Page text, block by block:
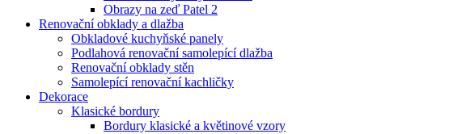
Obrazy na zeď Patel 2
Renovační obklady a dlažba
Obkladové kuchyňské panely
Podlahová renovační samolepící dlažba
Renovační obklady stěn
Samolepící renovační kachličky
Dekorace
Klasické bordury
Bordury klasické a květinové vzory